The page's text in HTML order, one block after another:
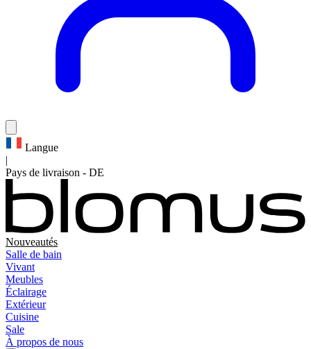
Langue
|
Pays de livraison - DE
Nouveautés
Salle de bain
Vivant
Meubles
Éclairage
Extérieur
Cuisine
Sale
À propos de nous